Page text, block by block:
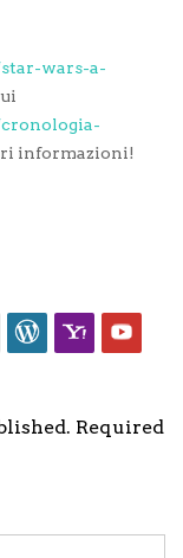
wars-a-
informazioni!
Required